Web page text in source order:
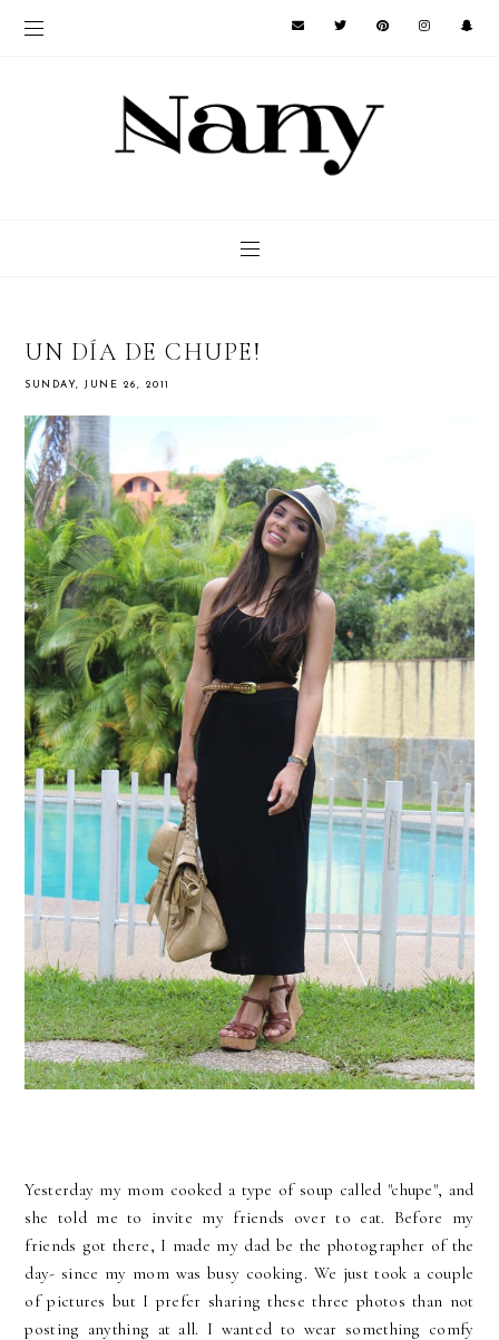
UN DÍA DE CHUPE!
SUNDAY, JUNE 26, 2011
Yesterday my mom cooked a type of soup called "chupe", and
she told me to invite my friends over to eat. Before my
friends got there, I made my dad be the photographer of the
day- since my mom was busy cooking. We just took a couple
of pictures but I prefer sharing these three photos than not
posting anything at all. I wanted to wear something comfy